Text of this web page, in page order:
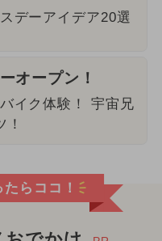
デーアイデア20選
オープン！
イク体験！ 宇宙兄
らココ！